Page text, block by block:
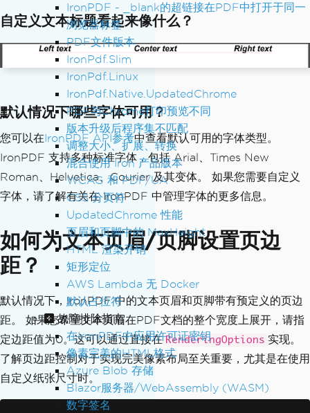
IronPDF - _blank的超链接在PDF中打开于同一
浏览器标签
PDF文件版本
IronPdf.Slim
IronPdf.Linux
IronPdf.Native.UpdatedChrome
PDF与Chrome打印预览不同
版本升级后程序集不匹配
调整大小、扩展、转换
混合使用 Iron 产品版本
WCAG 和 PDF/UA
CSS 分页符
UpdatedChrome 性能
页眉和页脚中的 MaxHeight
HTML 渲染开销
矩形定位
AWS Lambda 无 Docker
默认占位符
故障排除指南
在IronPDF中应用许可证密钥
像素完美的HTML格式
Azure Blob 存储
Blazor服务器/WebAssembly (WASM)
数字签名
vider Line
DrawDividerLineColor
= Color
// Set color of divider line
自定义文本标题看起来像什么？
默认情况下哪些字体可用？
您可以在IronPDF API参考中查看默认可用的字体类型。
IronPDF 支持多种标准字体，包括 Arial、Times New
Roman、Helvetica、Courier 及其变体。 如果您需要自定义
字体，请了解有关在 IronPDF 中管理字体的更多信息。
如何为文本页眉/页脚设置页边
距？
默认情况下，IronPDF 中的文本页眉和页脚带有预定义的页边
距。 如果您希望文本页眉在PDF文档的整个宽度上展开，请指
定边距值为0。这可以通过直接在 RenderingOptions 实现。
了解页边距控制对于实现完美像素布局至关重要，尤其是在使用
自定义纸张尺寸时。